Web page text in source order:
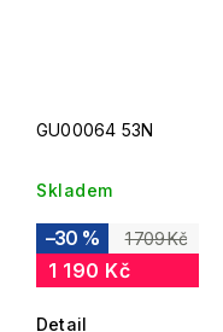
GU00064 53N
Skladem
1 709 Kč
–30 %
1 190 Kč
Detail